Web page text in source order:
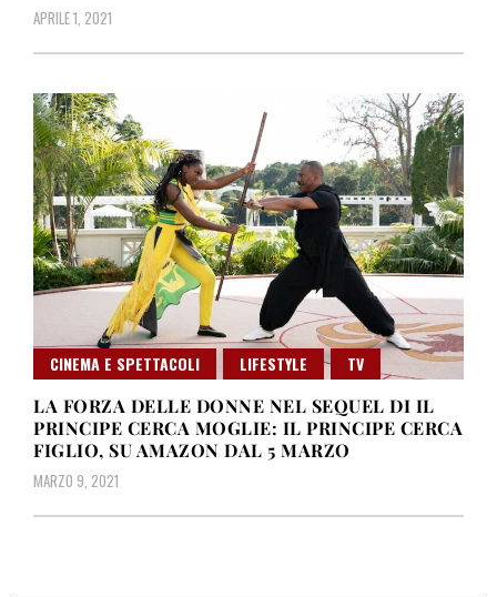
APRILE 1, 2021
CINEMA E SPETTACOLI LIFESTYLE
TV
LA FORZA DELLE DONNE NEL SEQUEL DI IL
PRINCIPE CERCA MOGLIE: IL PRINCIPE CERCA
FIGLIO, SU AMAZON DAL 5 MARZO
MARZO 9, 2021